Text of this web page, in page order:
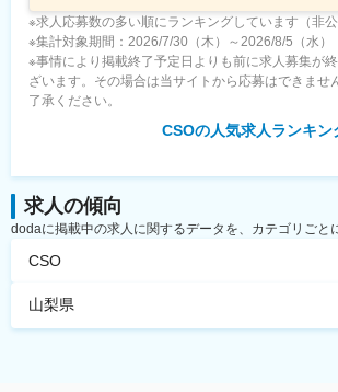
※求人応募数の多い順にランキングしています（非公
※集計対象期間：2026/7/30（木）～2026/8/5（水）
※事情により掲載終了予定日よりも前に求人募集が
ざいます。その場合は当サイトから応募はできませ
了承ください。
CSOの人気求人ランキン
求人の傾向
dodaに掲載中の求人に関するデータを、カテゴリごと
CSO
山梨県